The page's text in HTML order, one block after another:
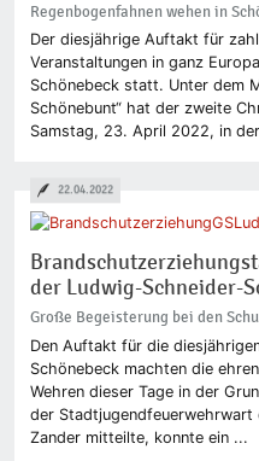
Regenbogenfahnen wehen in
Der diesjährige Auftakt für
Veranstaltungen in ganz
Schönebeck statt. Unter dem
Schönebunt“ hat der zweite
Samstag, 23. April 2022, in
der Ludwig-Schneider-
Große Begeisterung bei den
Den Auftakt für die
Schönebeck machten die
Wehren dieser Tage in der
der Stadtjugendfeuerwehrwart
Zander mitteilte, konnte ein ...
22.04.2022